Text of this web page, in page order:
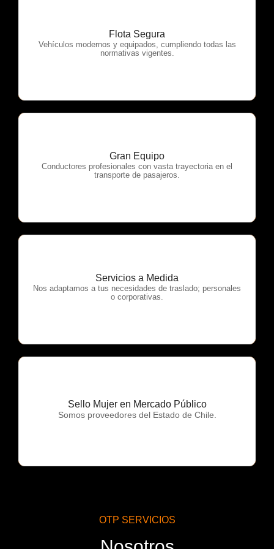
Flota Segura
Vehículos modernos y equipados, cumpliendo todas las
normativas vigentes.
OTP Servicios
Gran Equipo
Conductores profesionales con vasta trayectoria en el
transporte de pasajeros.
OTP Servicios
Servicios a Medida
Nos adaptamos a tus necesidades de traslado; personales
o corporativas.
OTP Servicios
Sello Mujer en Mercado Público
Somos proveedores del Estado de Chile.
OTP Servicios
OTP SERVICIOS